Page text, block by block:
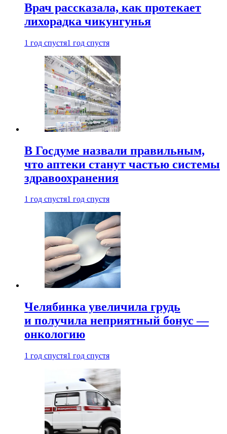
Врач рассказала, как протекает
лихорадка чикунгунья
1 год спустя1 год спустя
В Госдуме назвали правильным,
что аптеки станут частью системы
здравоохранения
1 год спустя1 год спустя
Челябинка увеличила грудь
и получила неприятный бонус —
онкологию
1 год спустя1 год спустя